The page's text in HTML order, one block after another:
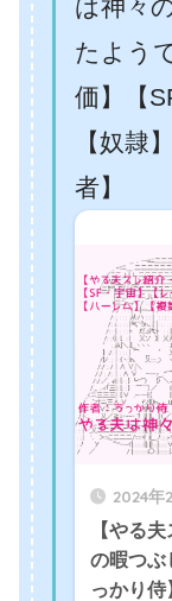
は神々
たよう
価】【
【奴隷
者】
2024年
【やる
の暇つぶ
っかり